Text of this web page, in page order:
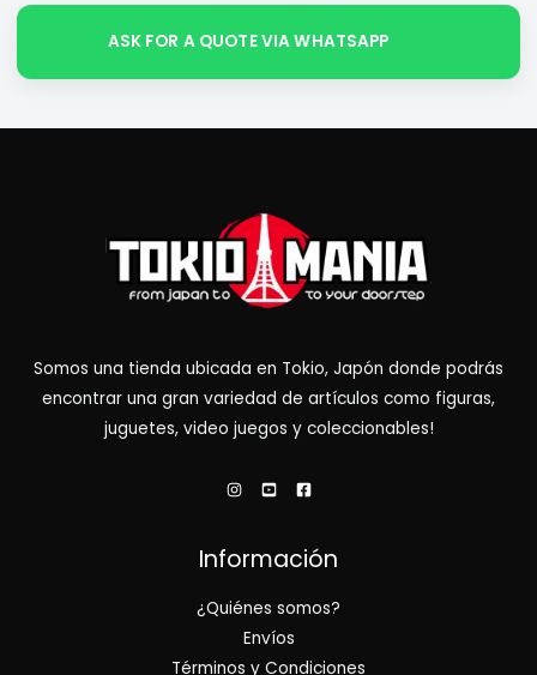
ASK FOR A QUOTE VIA WHATSAPP
Somos una tienda ubicada en Tokio, Japón donde podrás
encontrar una gran variedad de artículos como figuras,
juguetes, video juegos y coleccionables!
Información
¿Quiénes somos?
Envíos
Términos y Condiciones